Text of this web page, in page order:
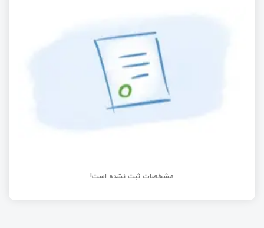
راه‌اندازی سنسور Shock با آردوینو
راه‌اندازی سنسور ReedSwitch با آردوینو
مشخصات ثبت نشده است!